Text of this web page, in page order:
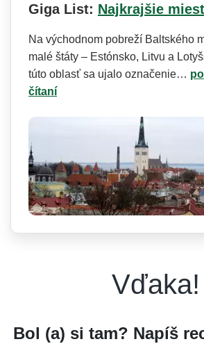
Giga List: Najkrajšie
Na východnom pobreží Baltského
malé štáty – Estónsko, Litvu a
túto oblasť sa ujalo označenie…
čítaní
Vďaka!
Bol (a) si tam? Napíš